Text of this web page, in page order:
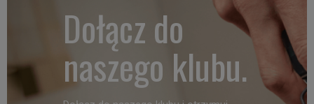
Dołącz do
naszego klubu.